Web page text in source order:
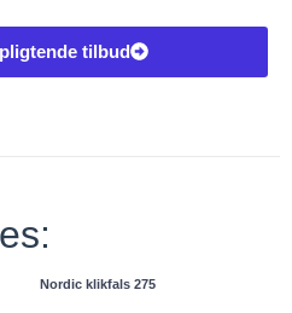
tilbud
Nordic klikfals 275